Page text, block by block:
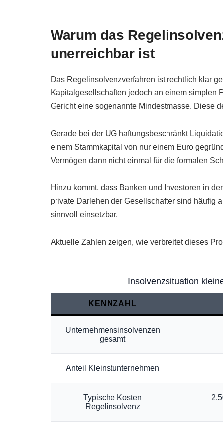
Warum das
unerreichbar ist
Das Regelinsolvenzverfahren ist rechtlich klar
Kapitalgesellschaften jedoch an einem simplen
Gericht eine sogenannte Mindestmasse. Diese
Gerade bei der UG haftungsbeschränkt
einem Stammkapital von nur einem Euro
Vermögen dann nicht einmal für die formalen
Hinzu kommt, dass Banken und Investoren in
private Darlehen der Gesellschafter sind häufig
sinnvoll einsetzbar.
Aktuelle Zahlen zeigen, wie verbreitet dieses
Insolvenzsituation
KENNZAHL
Unternehmensinsolvenzen
gesamt
Anteil Kleinstunternehmen
Typische Kosten
Regelinsolvenz